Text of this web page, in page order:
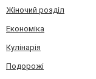
Жіночий розділ
Економіка
Кулінарія
Подорожі